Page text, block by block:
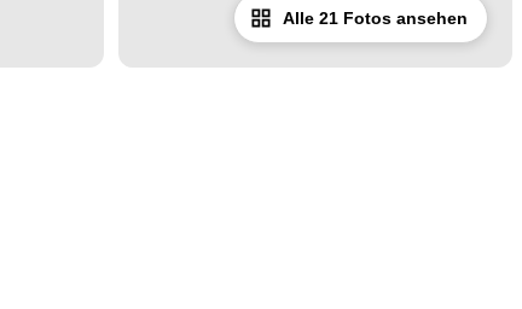
Alle 21 Fotos ansehen